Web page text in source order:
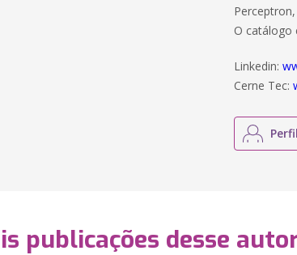
O catálogo
Linkedin:
Cerne Tec:
publicações desse